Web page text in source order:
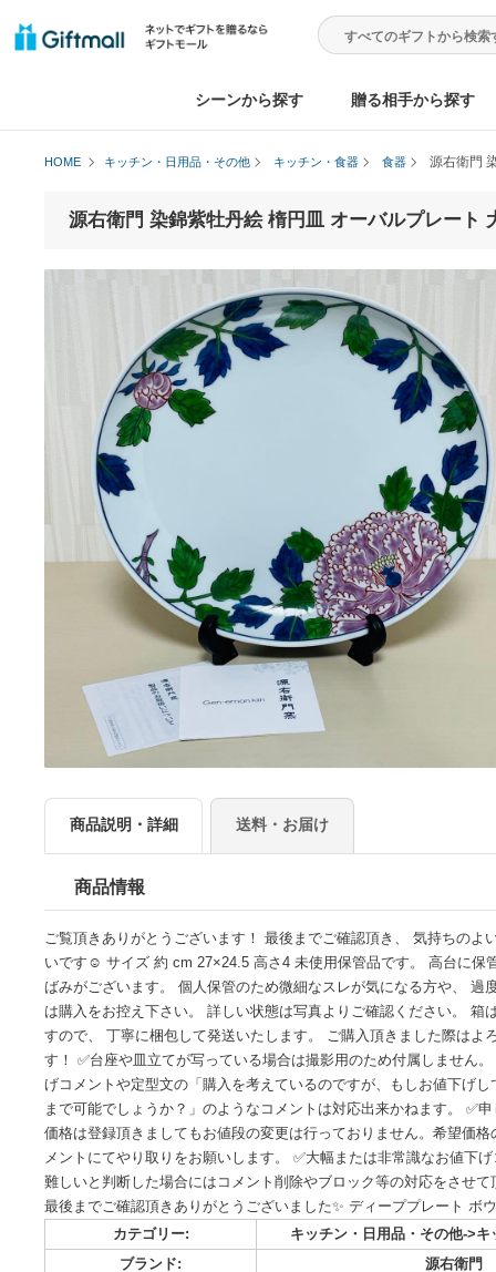
シーンから探す 贈る相手か
商品説明・詳細 送料・お届け
商品情報
ご覧頂きありがとうございます！ 最後までご確認頂き、 気
いです☺︎ サイズ 約 cm 27×24.5 高さ4 未使用保管品です。
ばみがございます。 個人保管のため微細なスレが気になる方
は購入をお控え下さい。 詳しい状態は写真よりご確認くださ
すので、 丁寧に梱包して発送いたします。 ご購入頂きまし
す！ ✅台座や皿立てが写っている場合は撮影用のため付属し
げコメントや定型文の「購入を考えているのですが、もしお
まで可能でしょうか？」のようなコメントは対応出来かねま
価格は登録頂きましてもお値段の変更は行っておりません。